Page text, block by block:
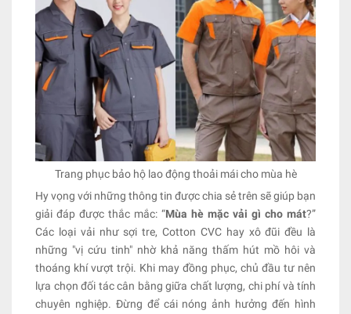
Trang phục bảo hộ lao động thoải mái cho mùa hè
Hy vọng với những thông tin được chia sẻ trên sẽ giúp bạn
giải đáp được thắc mắc: “Mùa hè mặc vải gì cho mát?”
Các loại vải như sợi tre, Cotton CVC hay xô đũi đều là
những "vị cứu tinh" nhờ khả năng thấm hút mồ hôi và
thoáng khí vượt trội. Khi may đồng phục, chủ đầu tư nên
lựa chọn đối tác cân bằng giữa chất lượng, chi phí và tính
chuyên nghiệp. Đừng để cái nóng ảnh hưởng đến hình